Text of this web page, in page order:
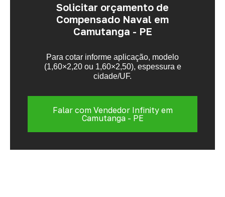
Solicitar orçamento de
Compensado Naval em
Camutanga - PE
Para cotar informe aplicação, modelo
(1,60×2,20 ou 1,60×2,50), espessura e
cidade/UF.
Falar com Vendedor Infinity em
Camutanga - PE